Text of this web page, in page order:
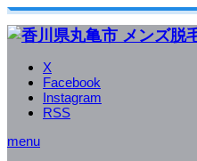
X
Facebook
Instagram
RSS
menu